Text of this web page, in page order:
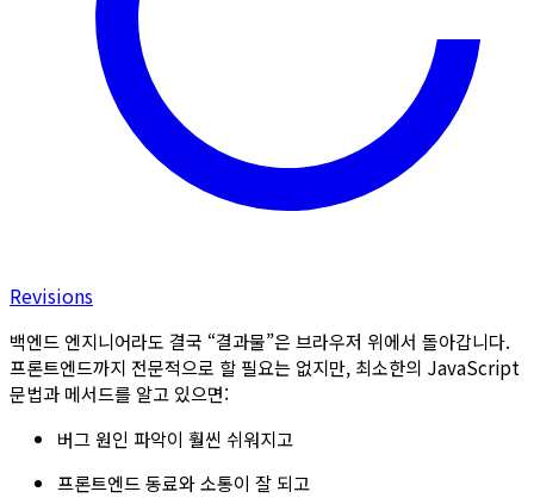
Revisions
백엔드 엔지니어라도 결국 “결과물”은 브라우저 위에서 돌아갑니다.
프론트엔드까지 전문적으로 할 필요는 없지만, 최소한의 JavaScript
문법과 메서드를 알고 있으면:
버그 원인 파악이 훨씬 쉬워지고
프론트엔드 동료와 소통이 잘 되고